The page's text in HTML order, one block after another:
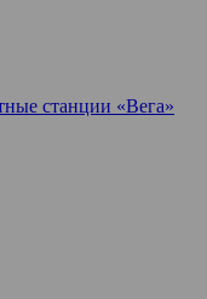
станции «Вега»